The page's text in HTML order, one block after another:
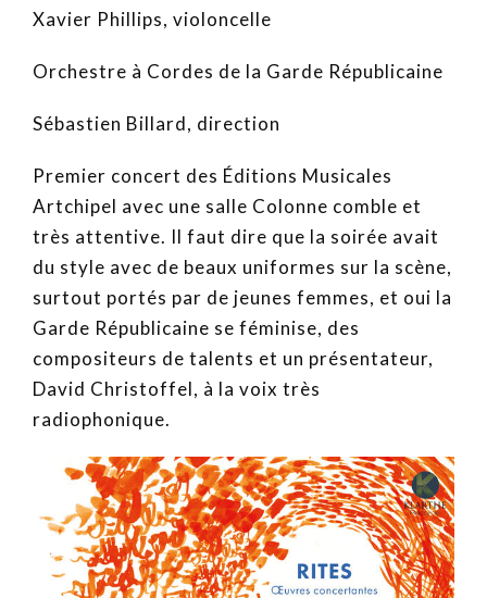
Xavier Phillips, violoncelle
Orchestre à Cordes de la Garde Républicaine
Sébastien Billard, direction
Premier concert des Éditions Musicales
Artchipel avec une salle Colonne comble et
très attentive. Il faut dire que la soirée avait
du style avec de beaux uniformes sur la scène,
surtout portés par de jeunes femmes, et oui la
Garde Républicaine se féminise, des
compositeurs de talents et un présentateur,
David Christoffel, à la voix très
radiophonique.